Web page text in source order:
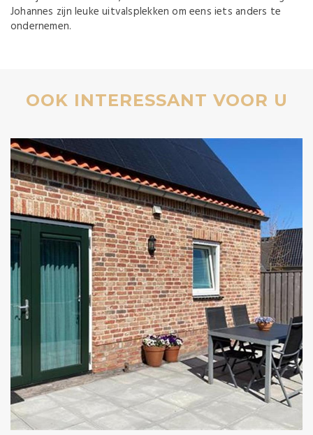
Johannes zijn leuke uitvalsplekken om eens iets anders te
ondernemen.
OOK INTERESSANT VOOR U